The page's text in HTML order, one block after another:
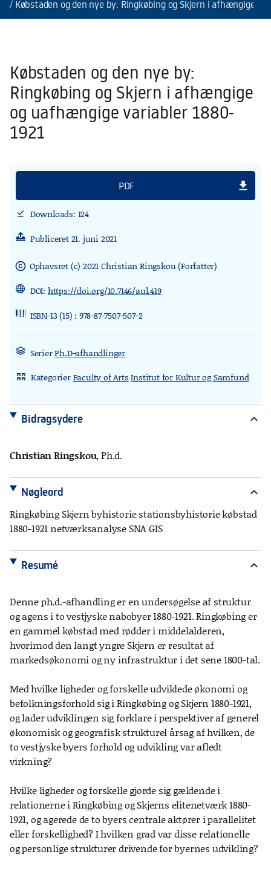
Købstaden og den nye by: Ringkøbing og Skjern i afhængige
Købstaden og den nye by:
Ringkøbing og Skjern i afhængige
og uafhængige variabler 1880-
1921
PDF file_download
download_done
Downloads: 124
Publiceret 21. juni 2021
copyright Ophavsret (c) 2021 Christian Ringskou (Forfatter)
DOI: https://doi.org/10.7146/aul.419
ISBN-13 (15) : 978-87-7507-507-2
SerierPh.D-afhandlinger
rdl_stand_desk KategorierFaculty of Arts Institut for Kultur og Samfund
Bidragsydere expand_more
Christian Ringskou, Ph.d.
Nøgleord expand_more
Ringkøbing Skjern byhistorie stationsbyhistorie købstad
1880-1921 netværksanalyse SNA GIS
Resumé expand_more
Denne ph.d.-afhandling er en undersøgelse af struktur
og agens i to vestjyske nabobyer 1880-1921. Ringkøbing er
en gammel købstad med rødder i middelalderen,
hvorimod den langt yngre Skjern er resultat af
markedsøkonomi og ny infrastruktur i det sene 1800-tal.
Med hvilke ligheder og forskelle udviklede økonomi og
befolkningsforhold sig i Ringkøbing og Skjern 1880-1921,
og lader udviklingen sig forklare i perspektiver af generel
økonomisk og geografisk strukturel årsag af hvilken, de
to vestjyske byers forhold og udvikling var afledt
virkning?
Hvilke ligheder og forskelle gjorde sig gældende i
relationerne i Ringkøbing og Skjerns elitenetværk 1880-
1921, og agerede de to byers centrale aktører i parallelitet
eller forskellighed? I hvilken grad var disse relationelle
og personlige strukturer drivende for byernes udvikling?